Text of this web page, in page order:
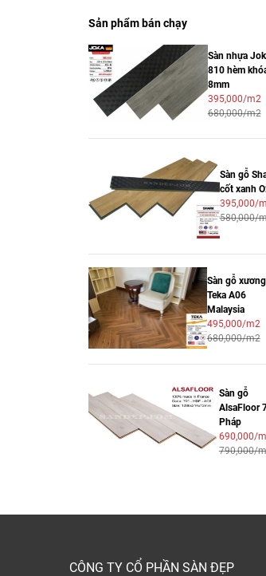
Sản phẩm bán chạy
Sàn nhựa
810 hèm
8mm
395,000/m2
680,000/m2
Sàn gỗ
cốt xanh
395,000/
580,000/
Sàn gỗ
Teka A06
Malaysia
495,000/m2
680,000/m2
Sàn gỗ
AlsaFloor
Pháp
690,000/
790,000/
CÔNG TY CỔ PHẦN SÀN ĐẸP